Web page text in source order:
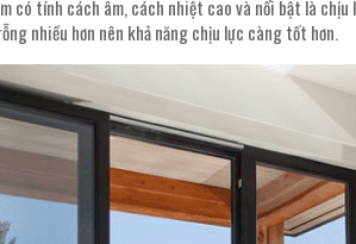
có tính cách âm, cách nhiệt cao và nổi bật là
nhiều hơn nên khả năng chịu lực càng tốt hơn.